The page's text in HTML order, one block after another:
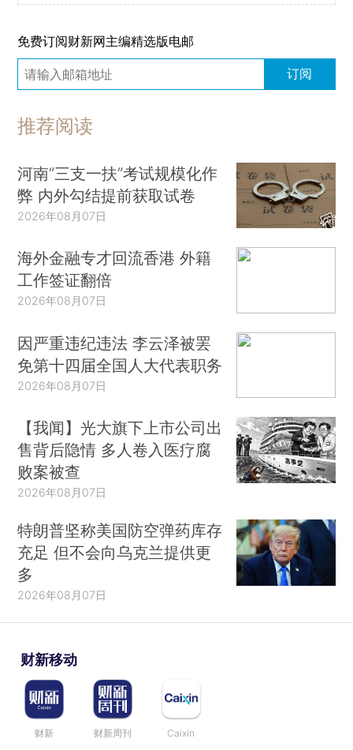
免费订阅财新网主编精选版电邮
订阅
推荐阅读
河南“三支一扶”考试规模化作
弊 内外勾结提前获取试卷
2026年08月07日
海外金融专才回流香港 外籍
工作签证翻倍
2026年08月07日
因严重违纪违法 李云泽被罢
免第十四届全国人大代表职务
2026年08月07日
【我闻】光大旗下上市公司出
售背后隐情 多人卷入医疗腐
败案被查
2026年08月07日
特朗普坚称美国防空弹药库存
充足 但不会向乌克兰提供更
多
2026年08月07日
财新移动
财新 财新周刊 Caixin